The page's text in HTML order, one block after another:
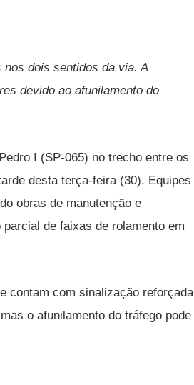
dois sentidos da via. A
devido ao afunilamento do
I (SP-065) no trecho entre os
desta terça-feira (30). Equipes
obras de manutenção e
de faixas de rolamento em
contam com sinalização reforçada
o afunilamento do tráfego pode